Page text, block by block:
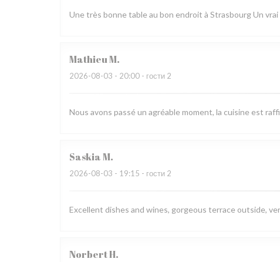
Une très bonne table au bon endroit à Strasbourg Un
MathieuM
2026-08-03 - 20:00 - гости 2
Nous avons passé un agréable moment, la cuisine est
SaskiaM
2026-08-03 - 19:15 - гости 2
Excellent dishes and wines, gorgeous terrace outside,
NorbertH